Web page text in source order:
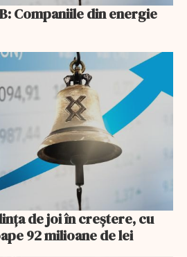
Companiile din energie
de joi în creștere, cu
92 milioane de lei